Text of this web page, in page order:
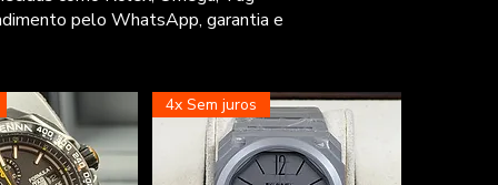
pelo WhatsApp, garantia e
4x Sem juros